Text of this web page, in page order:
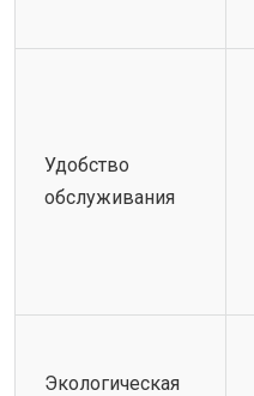
Удобство
обслуживания
Экологическая